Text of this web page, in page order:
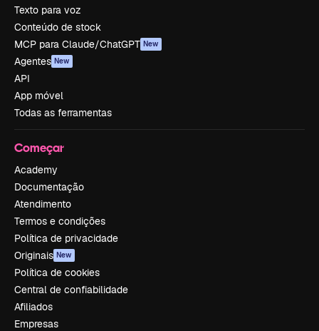
Texto para voz
Conteúdo de stock
MCP para Claude/ChatGPT New
Agentes New
API
App móvel
Todas as ferramentas
Começar
Academy
Documentação
Atendimento
Termos e condições
Política de privacidade
Originais New
Política de cookies
Central de confiabilidade
Afiliados
Empresas